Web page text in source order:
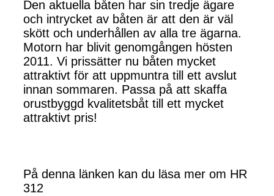
Den aktuella båten har sin tredje ägare
och intrycket av båten är att den är väl
skött och underhållen av alla tre ägarna.
Motorn har blivit genomgången hösten
2011. Vi prissätter nu båten mycket
attraktivt för att uppmuntra till ett avslut
innan sommaren. Passa på att skaffa
orustbyggd kvalitetsbåt till ett mycket
attraktivt pris!
På denna länken kan du läsa mer om HR
312